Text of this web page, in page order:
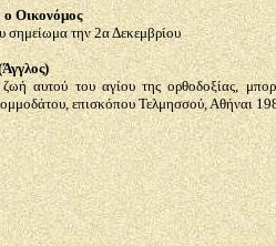
σημείωμα την 2α Δεκεμβρίου
ζωή αυτού του αγίου της ορθοδοξίας,
επισκόπου Τελμησσού, Αθήναι